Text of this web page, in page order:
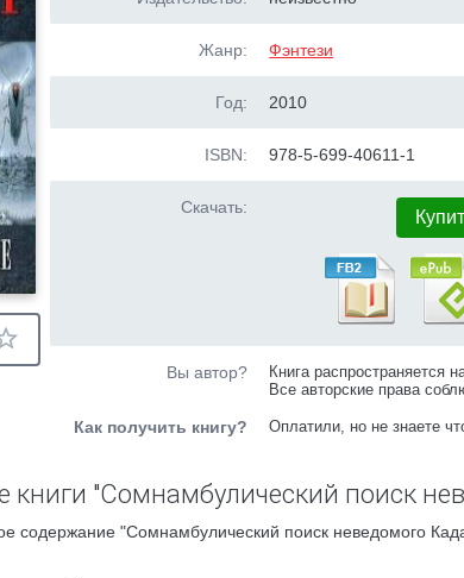
Жанр: Фэнтези
Год: 2010
ISBN: 978-5-699-40611-1
Скачать:
Вы автор?
Книга распространяется
Все авторские права
Как получить книгу? Оплатили, но не знаете
книги "Сомнамбулический поиск
содержание "Сомнамбулический поиск неведомого